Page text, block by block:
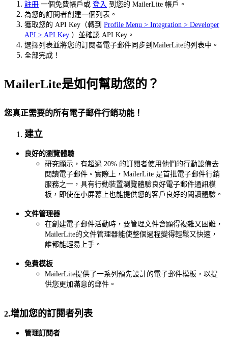
註冊 一個免費帳戶或 登入 到您的 MailerLite 帳戶。
為您的訂閱者創建一個列表。
獲取您的 API Key（轉到 Profile Menu > Integration > Developer
API > API Key ）並確認 API Key。
選擇列表並將您的訂閱者電子郵件同步到MailerLite的列表中。
全部完成！
MailerLite是如何幫助您的？
您真正需要的所有電子郵件行銷功能！
建立
良好的瀏覽體驗
研究顯示，有超過 20% 的訂閱者使用他們的行動設備去
閱讀電子郵件。實際上，MailerLite 是首批電子郵件行銷
服務之一，具有行動裝置瀏覽體驗良好電子郵件通訊模
板，即使在小屏幕上也能提供您的客戶良好的閱讀體驗。
文件管理器
在創建電子郵件活動時，要管理文件會顯得複雜又困難，
MailerLite的文件管理器能使整個過程變得輕鬆又快速，
誰都能輕易上手。
免費模板
MailerLite提供了一系列預先設計的電子郵件模板，以提
供您更加滿意的郵件。
2.增加您的訂閱者列表
管理訂閱者